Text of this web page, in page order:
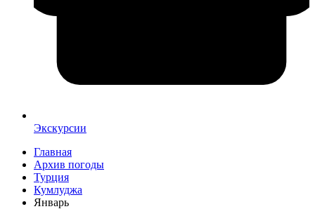
Экскурсии
Главная
Архив погоды
Турция
Кумлуджа
Январь